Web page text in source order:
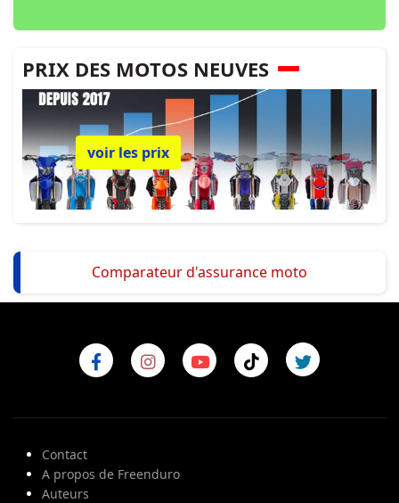
PRIX DES MOTOS NEUVES
voir les prix
Comparateur d'assurance moto
Contact
A propos de Freenduro
Auteurs